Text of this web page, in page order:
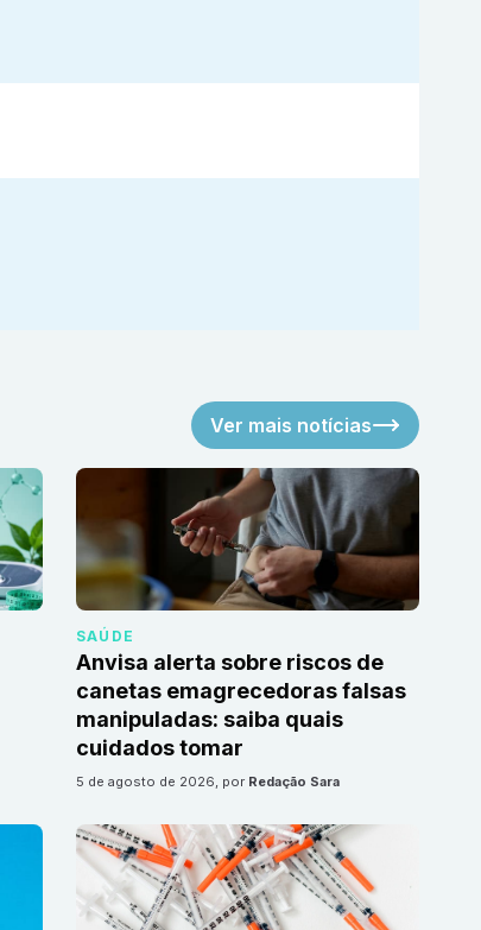
Ver mais notícias
SAÚDE
Anvisa alerta sobre riscos de
canetas emagrecedoras falsas
manipuladas: saiba quais
cuidados tomar
5 de agosto de 2026, por Redação Sara